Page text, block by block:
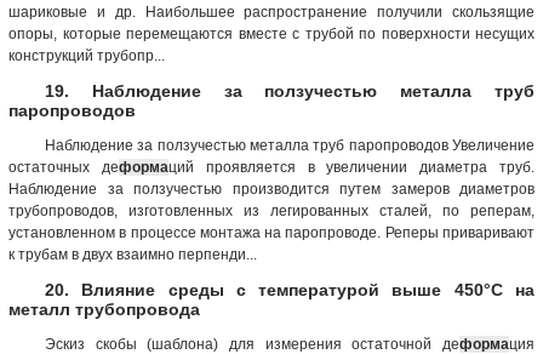
шариковые и др. Наибольшее распространение получили скользящие
опоры, которые перемещаются вместе с трубой по поверхности несущих
конструкций трубопр...
19. Наблюдение за ползучестью металла труб
паропроводов
Наблюдение за ползучестью металла труб паропроводов Увеличение
остаточных деформаций проявляется в увеличении диаметра труб.
Наблюдение за ползучестью производится путем замеров диаметров
трубопроводов, изготовленных из легированных сталей, по реперам,
установленном в процессе монтажа на паропроводе. Реперы приваривают
к трубам в двух взаимно перпенди...
20. Влияние среды с температурой выше 450°С на
металл трубопровода
Эскиз скобы (шаблона) для измерения остаточной деформация